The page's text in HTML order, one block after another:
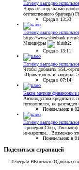
Почему выгодно
Вариант: отдельный
отечественного браузера)
Среда в 13:33
Почему выгодно
https://www.sberbank.ru/ru/
Минцифры
Среда в 13:11
Почему выгодно
Чтобы добавить SSL-
«Приватность и защита» -
Среда в 07:14
Какие мелкие финансовые
Автоподстава кредитки в
поторопился, не
Понедельник в
Почему выгодно
Проверил Сбер, Тинькофф
из-каропки... Возможно
Понедельник в
Поделиться страницей
Телеграм ВКонтакте